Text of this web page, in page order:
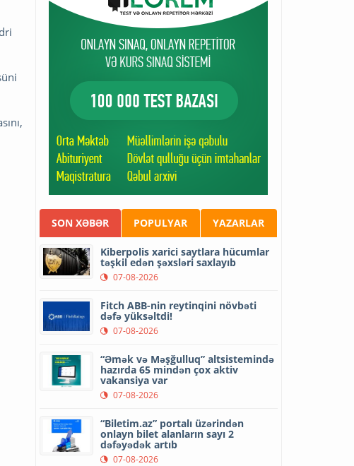
SON XƏBƏR POPULYAR YAZARLAR
Kiberpolis xarici saytlara hücumlar
təşkil edən şəxsləri saxlayıb
07-08-2026
Fitch ABB-nin reytinqini növbəti
dəfə yüksəltdi!
07-08-2026
“Əmək və Məşğulluq” altsistemində
hazırda 65 mindən çox aktiv
vakansiya var
07-08-2026
“Biletim.az” portalı üzərindən
onlayn bilet alanların sayı 2
dəfəyədək artıb
07-08-2026